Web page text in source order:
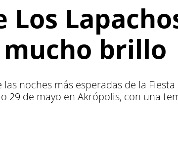
Los
mucho brillo
noches más esperadas de la
29 de mayo en Akrópolis, con una